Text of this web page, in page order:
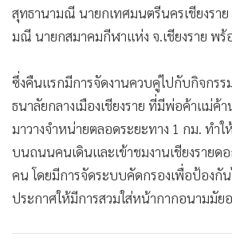
สุทธานามณี นายกเทศมนตรีนครเชียงราย
มณี นายกสมาคมกีฬาแห่ง จ.เชียงราย พร้
ซึ่งคืนแรกมีการจัดงานควบคู่ไปกับกิจกร
ธนาลัยกลางเมืองเชียงราย ที่มีพ่อค้าแม่ค้
มาวางจำหน่ายตลอดระยะทาง 1 กม. ทำ
บนถนนคนเดินและเข้าชมงานเชียงรายด
คน โดยมีการจัดระบบคัดกรองเพื่อป้องกัน
ประกาศให้มีการสวมใส่หน้ากากอนามมัย